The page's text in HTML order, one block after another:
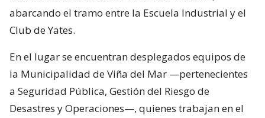
abarcando el tramo entre la Escuela Industrial y el
Club de Yates.
En el lugar se encuentran desplegados equipos de
la Municipalidad de Viña del Mar —pertenecientes
a Seguridad Pública, Gestión del Riesgo de
Desastres y Operaciones—, quienes trabajan en el